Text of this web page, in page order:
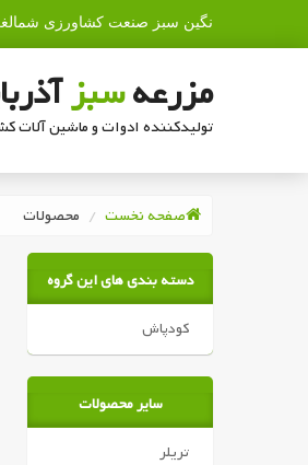
نگین سبز صنعت کشاورزی
مزرعهسبز
تولیدکننده ادوات و ماشین آلات
صفحه نخست محصولات
دسته بندی های این گروه
کودپاش
سایر محصولات
تریلر